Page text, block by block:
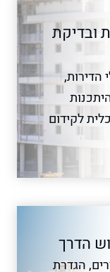
ובדיקת
הדירות,
לקידום
הדרך
הגדרת